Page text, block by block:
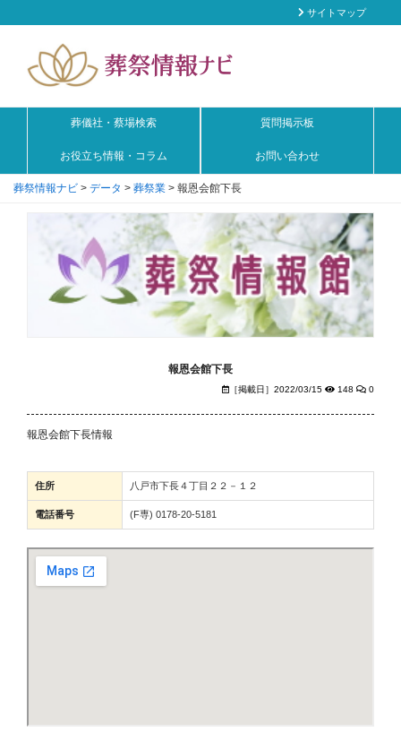
サイトマップ
葬儀社・蔡場検索 質問掲示板
お役立ち情報・コラム お問い合わせ
葬祭情報ナビ > データ > 葬祭業 > 報恩会館下長
報恩会館下長
［掲載日］2022/03/15 148 0
報恩会館下長情報
住所 八戸市下長４丁目２２－１２
電話番号 (F専) 0178-20-5181